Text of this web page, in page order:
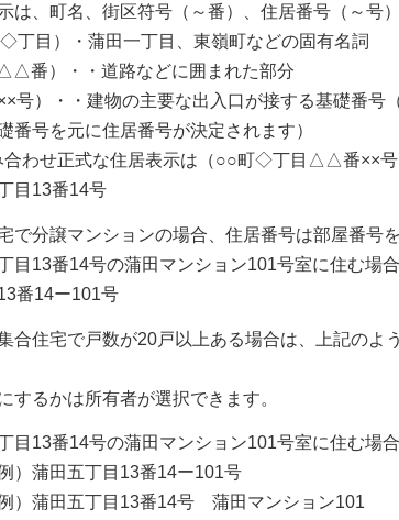
は、町名、街区符号（～番）、住居番号（～号
丁目）・蒲田一丁目、東嶺町などの固有名詞
番）・・道路などに囲まれた部分
号）・・建物の主要な出入口が接する基礎番号
番号を元に住居番号が決定されます）
わせ正式な住居表示は（○○町◇丁目△△番××号
目13番14号
で分譲マンションの場合、住居番号は部屋番号
目13番14号の蒲田マンション101号室に住む場合
番14ー101号
合住宅で戸数が20戸以上ある場合は、上記の
するかは所有者が選択できます。
目13番14号の蒲田マンション101号室に住む場合
）蒲田五丁目13番14ー101号
例）蒲田五丁目13番14号 蒲田マンション101